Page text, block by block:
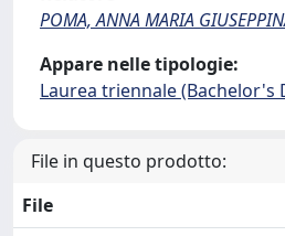
POMA, ANNA MARIA
Appare nelle tipologie:
Laurea triennale (Bachelor's
File in questo prodotto:
File